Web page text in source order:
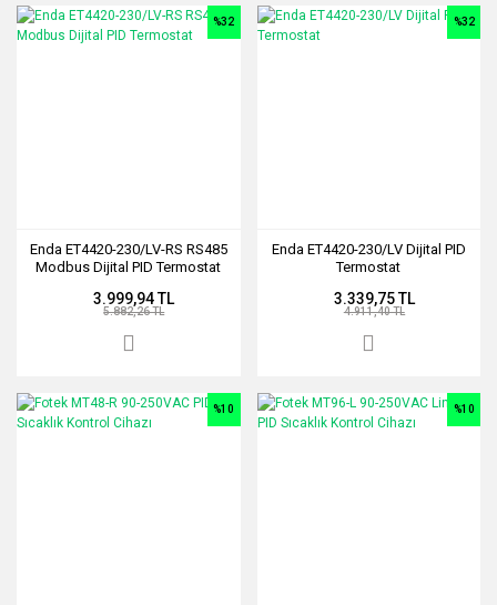
Enda ET4420-230/LV-RS RS485
Modbus Dijital PID Termostat
%32
3.999,94 TL
5.882,26 TL
Enda ET4420-230/LV Dijital PID
Termostat
%32
3.339,75 TL
4.911,40 TL
%10 %10